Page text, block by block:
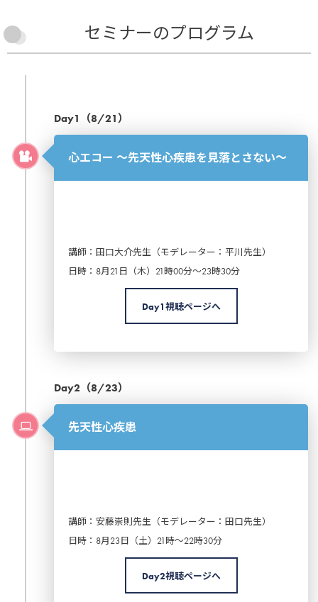
セミナーのプログラム
Day1（8/21）
心エコー ～先天性心疾患を見落とさない～
講師：田口大介先生（モデレーター：平川先生）
日時：8月21日（木）21時00分～23時30分
Day1視聴ページへ
Day2（8/23）
先天性心疾患
講師：安藤崇則先生（モデレーター：田口先生）
日時：8月23日（土）21時～22時30分
Day2視聴ページへ